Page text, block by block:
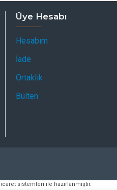
Üye Hesabı
Hesabım
İade
Ortaklık
Bülten
sistemleri ile hazırlanmıştır.